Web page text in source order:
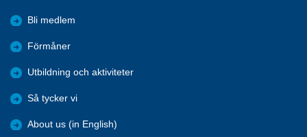
Bli medlem
Förmåner
Utbildning och aktiviteter
Så tycker vi
About us (in English)